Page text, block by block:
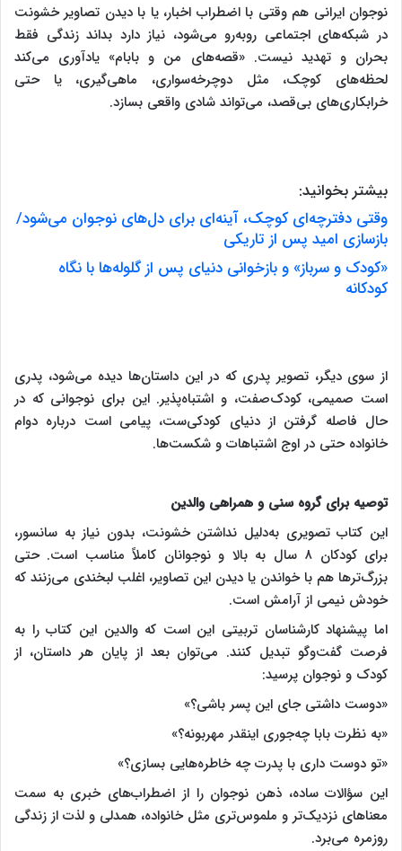
نوجوان ایرانی هم وقتی با اضطراب اخبار، یا با دیدن تصاویر خشونت
در شبکه‌های اجتماعی روبه‌رو می‌شود، نیاز دارد بداند زندگی فقط
بحران و تهدید نیست. «قصه‌های من و بابام» یادآوری می‌کند
لحظه‌های کوچک، مثل دوچرخه‌سواری، ماهی‌گیری، یا حتی
خرابکاری‌های بی‌قصد، می‌تواند شادی واقعی بسازد.
بیشتر بخوانید:
وقتی دفترچه‌ای کوچک، آینه‌ای برای دل‌های نوجوان می‌شود/
بازسازی امید پس از تاریکی
«کودک و سرباز» و بازخوانی دنیای پس از گلوله‌ها با نگاه
کودکانه
از سوی دیگر، تصویر پدری که در این داستان‌ها دیده می‌شود، پدری
است صمیمی، کودک‌صفت، و اشتباه‌پذیر. این برای نوجوانی که در
حال فاصله گرفتن از دنیای کودکی‌ست، پیامی است درباره دوام
خانواده حتی در اوج اشتباهات و شکست‌ها.
توصیه برای گروه سنی و همراهی والدین
این کتاب تصویری به‌دلیل نداشتن خشونت، بدون نیاز به سانسور،
برای کودکان ۸ سال به بالا و نوجوانان کاملاً مناسب است. حتی
بزرگ‌ترها هم با خواندن یا دیدن این تصاویر، اغلب لبخندی می‌زنند که
خودش نیمی از آرامش است.
اما پیشنهاد کارشناسان تربیتی این است که والدین این کتاب را به
فرصت گفت‌وگو تبدیل کنند. می‌توان بعد از پایان هر داستان، از
کودک و نوجوان پرسید:
«دوست داشتی جای این پسر باشی؟»
«به نظرت بابا چه‌جوری اینقدر مهربونه؟»
«تو دوست داری با پدرت چه خاطره‌هایی بسازی؟»
این سؤالات ساده، ذهن نوجوان را از اضطراب‌های خبری به سمت
معناهای نزدیک‌تر و ملموس‌تری مثل خانواده، همدلی و لذت از زندگی
روزمره می‌برد.